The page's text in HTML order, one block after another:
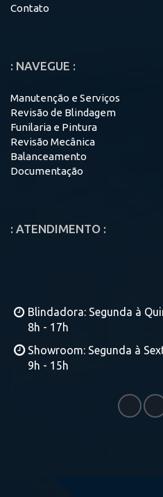
Contato
: NAVEGUE :
Manutenção e Serviços
Revisão de Blindagem
Funilaria e Pintura
Revisão Mecânica
Balanceamento
Documentação
: ATENDIMENTO :
Blindadora: Segunda à
8h - 17h
Showroom: Segunda à
9h - 15h